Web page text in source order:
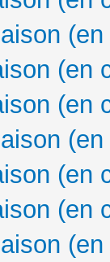
(en
(en
(en
(en